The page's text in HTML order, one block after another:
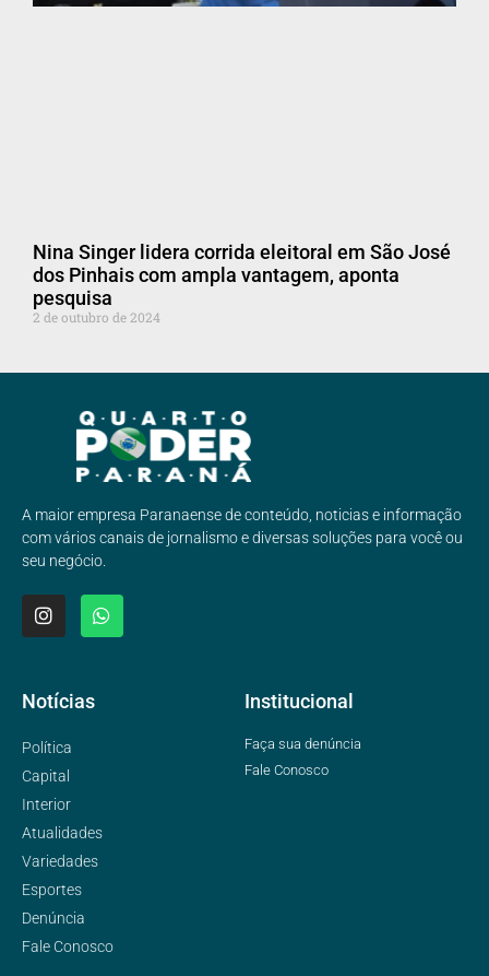
Nina Singer lidera corrida eleitoral em São José
dos Pinhais com ampla vantagem, aponta
pesquisa
2 de outubro de 2024
A maior empresa Paranaense de conteúdo, noticias e informação
com vários canais de jornalismo e diversas soluções para você ou
seu negócio.
Notícias
Política
Capital
Interior
Atualidades
Variedades
Esportes
Denúncia
Fale Conosco
Institucional
Faça sua denúncia
Fale Conosco